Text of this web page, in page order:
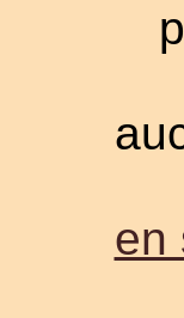
en